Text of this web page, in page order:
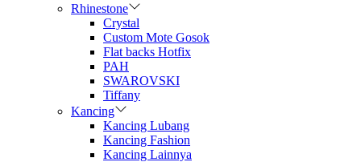
Rhinestone
Crystal
Custom Mote Gosok
Flat backs Hotfix
PAH
SWAROVSKI
Tiffany
Kancing
Kancing Lubang
Kancing Fashion
Kancing Lainnya